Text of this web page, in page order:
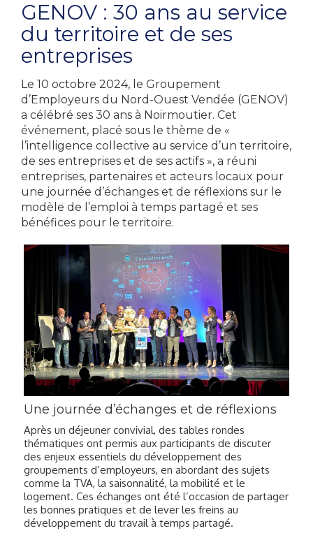
GENOV : 30 ans au service
du territoire et de ses
entreprises
Le 10 octobre 2024, le Groupement
d’Employeurs du Nord-Ouest Vendée (GENOV)
a célébré ses 30 ans à Noirmoutier. Cet
événement, placé sous le thème de «
l’intelligence collective au service d’un territoire,
de ses entreprises et de ses actifs », a réuni
entreprises, partenaires et acteurs locaux pour
une journée d’échanges et de réflexions sur le
modèle de l’emploi à temps partagé et ses
bénéfices pour le territoire.
Une journée d’échanges et de réflexions
Après un déjeuner convivial, des tables rondes
thématiques ont permis aux participants de discuter
des enjeux essentiels du développement des
groupements d’employeurs, en abordant des sujets
comme la TVA, la saisonnalité, la mobilité et le
logement. Ces échanges ont été l’occasion de partager
les bonnes pratiques et de lever les freins au
développement du travail à temps partagé.